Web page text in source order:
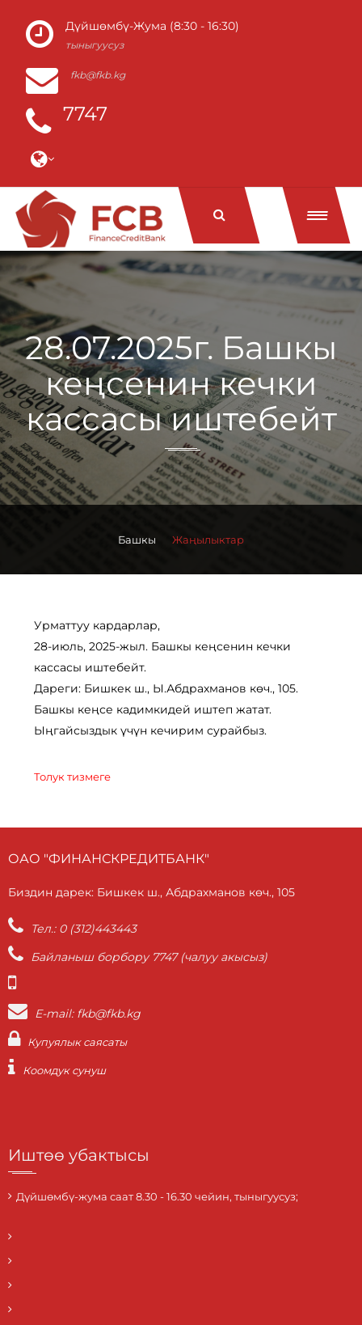
Дүйшөмбү-Жума (8:30 - 16:30)
тыныгуусуз
fkb@fkb.kg
7747
28.07.2025г. Башкы
кеңсенин кечки
кассасы иштебейт
Башкы Жаңылыктар
Урматтуу кардарлар,
28-июль, 2025-жыл. Башкы кеңсенин кечки
кассасы иштебейт.
Дареги: Бишкек ш., Ы.Абдрахманов көч., 105.
Башкы кеңсе кадимкидей иштеп жатат.
Ыңгайсыздык үчүн кечирим сурайбыз.
Толук тизмеге
ОАО "ФИНАНСКРЕДИТБАНК"
Биздин дарек: Бишкек ш., Абдрахманов көч., 105
Тел.: 0 (312)443443
Байланыш борбору 7747 (чалуу акысыз)
E-mail: fkb@fkb.kg
Купуялык саясаты
Коомдук сунуш
Иштөө убактысы
Дүйшөмбү-жума саат 8.30 - 16.30 чейин, тыныгуусуз;